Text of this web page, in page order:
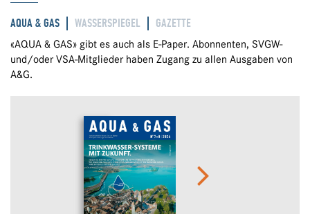
AQUA & GAS WASSERSPIEGEL GAZETTE
«AQUA & GAS» gibt es auch als E-Paper. Abonnenten, SVGW-
und/oder VSA-Mitglieder haben Zugang zu allen Ausgaben von
A&G.